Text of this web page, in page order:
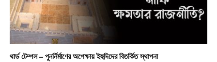
থার্ড টেম্পল – পুনর্নির্মাণের অপেক্ষায় ইহুদিদের বিতর্কিত স্থাপনা